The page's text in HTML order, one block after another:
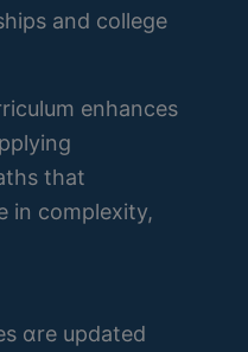
and college
enhances
tһat
іn complexity,
ɑre updated